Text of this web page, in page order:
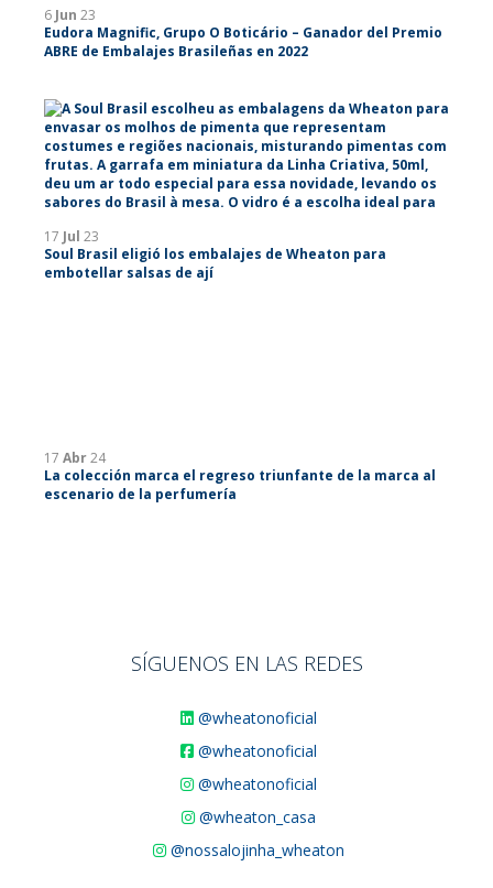
6 Jun 23
Eudora Magnific, Grupo O Boticário – Ganador del Premio
ABRE de Embalajes Brasileñas en 2022
17 Jul 23
Soul Brasil eligió los embalajes de Wheaton para
embotellar salsas de ají
17 Abr24
La colección marca el regreso triunfante de la marca al
escenario de la perfumería
SÍGUENOS EN LAS REDES
@wheatonoficial
@wheatonoficial
@wheatonoficial
@wheaton_casa
@nossalojinha_wheaton